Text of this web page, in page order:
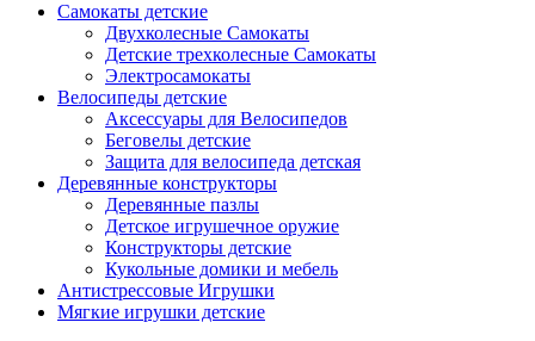
Самокаты детские
Двухколесные Cамокаты
Детские трехколесные Самокаты
Электросамокаты
Велосипеды детские
Аксессуары для Велосипедов
Беговелы детские
Защита для велосипеда детская
Деревянные конструкторы
Деревянные пазлы
Детское игрушечное оружие
Конструкторы детские
Кукольные домики и мебель
Антистрессовые Игрушки
Мягкие игрушки детские